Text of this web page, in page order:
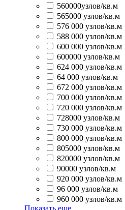
560000узлов/кв.м
565000 узлов/кв.м
576 000 узлов/кв.м
588 000 узлов/кв.м
600 000 узлов/кв.м
600000 узлов/кв.м
624 000 узлов/кв.м
64 000 узлов/кв.м
672 000 узлов/кв.м
700 000 узлов/кв.м
720 000 узлов/кв.м
728000 узлов/кв.м
730 000 узлов/кв.м
800 000 узлов/кв.м
805000 узлов/кв.м
820000 узлов/кв.м
90000 узлов/кв.м
920 000 узлов/кв.м
96 000 узлов/кв.м
960 000 узлов/кв.м
Показать еще